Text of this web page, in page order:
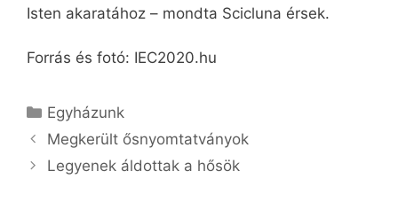
Isten akaratához – mondta Scicluna érsek.
Forrás és fotó: IEC2020.hu
Kategória
Egyházunk
Megkerült ősnyomtatványok
Legyenek áldottak a hősök